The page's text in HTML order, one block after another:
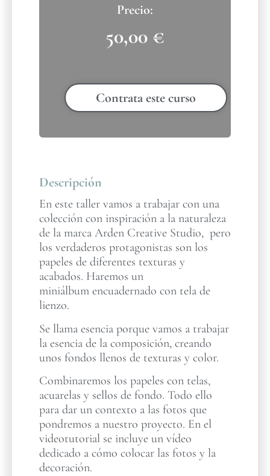
50,00 €
Contrata este curso
Descripción
En este taller vamos a trabajar con una
colección con inspiración a la naturaleza
de la marca Arden Creative Studio, pero
los verdaderos protagonistas son los
papeles de diferentes texturas y
acabados. Haremos un
miniálbum encuadernado con tela de
lienzo.
Se llama esencia porque vamos a trabajar
la esencia de la composición, creando
unos fondos llenos de texturas y color.
Combinaremos los papeles con telas,
acuarelas y sellos de fondo. Todo ello
para dar un contexto a las fotos que
pondremos a nuestro proyecto. En el
videotutorial se incluye un vídeo
dedicado a cómo colocar las fotos y la
decoración.